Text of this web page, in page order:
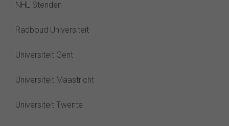
NHL Stenden
Radboud Universiteit
Universiteit Gent
Universiteit Maastricht
Universiteit Twente